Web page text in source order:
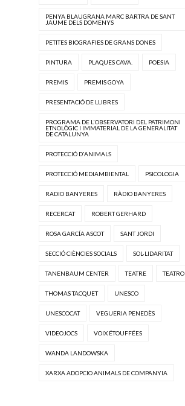
PENYA BLAUGRANA MARC BARTRA DE SANT
JAUME DELS DOMENYS
PETITES BIOGRAFIES DE GRANS DONES
PINTURA PLAQUES CAVA. POESIA
PREMIS PREMIS GOYA
PRESENTACIÓ DE LLIBRES
PROGRAMA DE L'OBSERVATORI DEL PATRIMONI
ETNOLÒGIC I IMMATERIAL DE LA GENERALITAT
DE CATALUNYA
PROTECCIÓ D'ANIMALS
PROTECCIÓ MEDIAMBIENTAL PSICOLOGIA
RADIO BANYERES RÀDIO BANYERES
RECERCAT ROBERT GERHARD
ROSA GARCÍA ASCOT SANT JORDI
SECCIÓ CIÈNCIES SOCIALS SOL·LIDARITAT
TANENBAUM CENTER TEATRE TEATRO
THOMAS TACQUET UNESCO
UNESCOCAT VEGUERIA PENEDÈS
VIDEOJOCS VOIX ÉTOUFFÉES
WANDA LANDOWSKA
XARXA ADOPCIO ANIMALS DE COMPANYIA